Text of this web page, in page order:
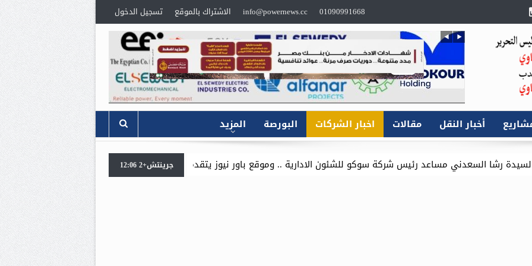
01090991668
info@powernews.cc الاشتراك بالموقع تسجيل الدخول
أخبار النقل مقالات اخبار الشركات البورصة المزيد
مساعد رئيس شركة سوكو للشئون الادارية .. وموقع باور نيوز يتقدم بخالص العزاء،
للمرة الثانية خلال ايام .. وزير البترول
جرينتش+2 12:06